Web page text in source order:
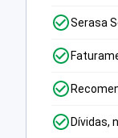
Serasa
Dívidas,